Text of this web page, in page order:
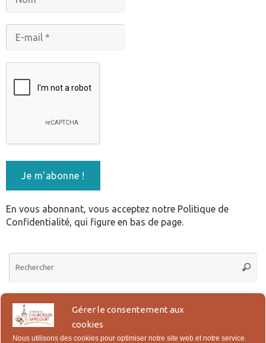
Gérer le consentement aux
cookies
Nous utilisons des cookies pour optimiser notre site web et notre service.
En vous abonnant, vous acceptez notre Politique de
Confidentialité, qui figure en bas de page.
Actes d’Etat Civil en ligne
Lien pour la demande en ligne des actes de Naissance, Reconnaissance,